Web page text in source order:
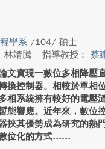
學系 /104/ 碩士
林靖騰
指導教授： 蔡
文實現一數位多相降壓
換控制器。相較於單相
相系統擁有較好的電壓
態響應。近年來，數位
挾其優勢成為研究的熱
位化的方式...